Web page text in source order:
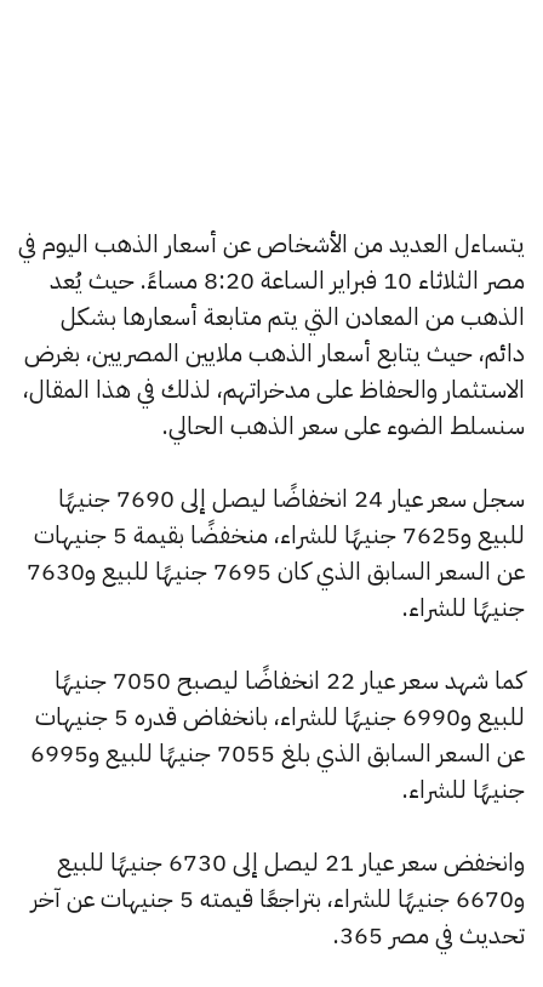
يتساءل العديد من الأشخاص عن أسعار الذهب اليوم في
مصر الثلاثاء 10 فبراير الساعة 8:20 مساءً. حيث يُعد
الذهب من المعادن التي يتم متابعة أسعارها بشكل
دائم، حيث يتابع أسعار الذهب ملايين المصريين، بغرض
الاستثمار والحفاظ على مدخراتهم، لذلك في هذا المقال،
سنسلط الضوء على سعر الذهب الحالي.
سجل سعر عيار 24 انخفاضًا ليصل إلى 7690 جنيهًا
للبيع و7625 جنيهًا للشراء، منخفضًا بقيمة 5 جنيهات
عن السعر السابق الذي كان 7695 جنيهًا للبيع و7630
جنيهًا للشراء.
كما شهد سعر عيار 22 انخفاضًا ليصبح 7050 جنيهًا
للبيع و6990 جنيهًا للشراء، بانخفاض قدره 5 جنيهات
عن السعر السابق الذي بلغ 7055 جنيهًا للبيع و6995
جنيهًا للشراء.
وانخفض سعر عيار 21 ليصل إلى 6730 جنيهًا للبيع
و6670 جنيهًا للشراء، بتراجعًا قيمته 5 جنيهات عن آخر
تحديث في مصر 365.